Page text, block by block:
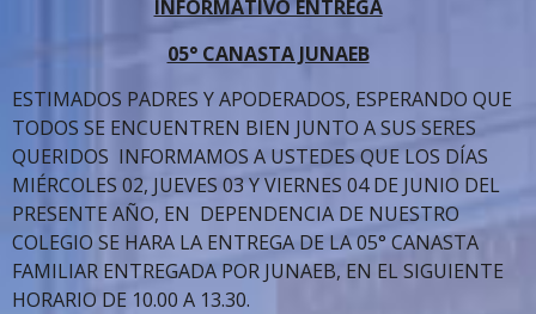
INFORMATIVO ENTREGA
05° CANASTA JUNAEB
ESTIMADOS PADRES Y APODERADOS, ESPERANDO QUE
TODOS SE ENCUENTREN BIEN JUNTO A SUS SERES
QUERIDOS INFORMAMOS A USTEDES QUE LOS DÍAS
MIÉRCOLES 02, JUEVES 03 Y VIERNES 04 DE JUNIO DEL
PRESENTE AÑO, EN DEPENDENCIA DE NUESTRO
COLEGIO SE HARA LA ENTREGA DE LA 05° CANASTA
FAMILIAR ENTREGADA POR JUNAEB, EN EL SIGUIENTE
HORARIO DE 10.00 A 13.30.